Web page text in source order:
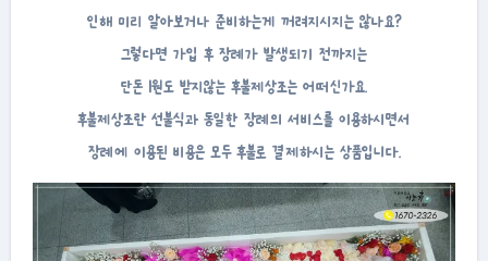
인해 미리 알아보거나 준비하는게 꺼려지시지는 않나요?
그렇다면 가입 후 장례가 발생되기 전까지는
단돈 1원도 받지않는 후불제상조는 어떠신가요.
후불제상조란 선불식과 동일한 장례의 서비스를 이용하시면서
장례에 이용된 비용은 모두 후불로 결제하시는 상품입니다.